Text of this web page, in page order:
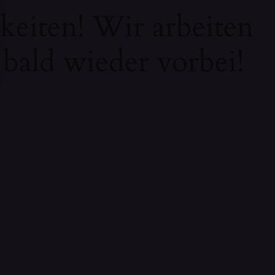
Wir arbeiten
wieder vorbei!